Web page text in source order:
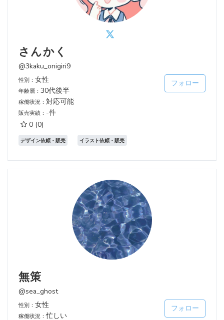
さんかく
@3kaku_onigiri9
性別： 女性
年齢層： 30代後半
稼働状況： 対応可能
販売実績： -件
0 (0)
フォロー
デザイン依頼・販売 イラスト依頼・販売
無策
@sea_ghost
性別： 女性
稼働状況：忙しい
フォロー